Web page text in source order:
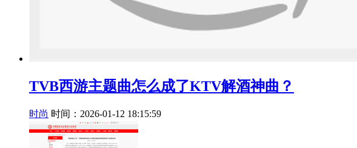
TVB西游主题曲怎么成了KTV解酒神曲？
时尚 时间：2026-01-12 18:15:59